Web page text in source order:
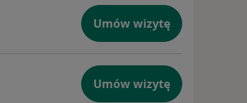
Umów wizytę
Umów wizytę